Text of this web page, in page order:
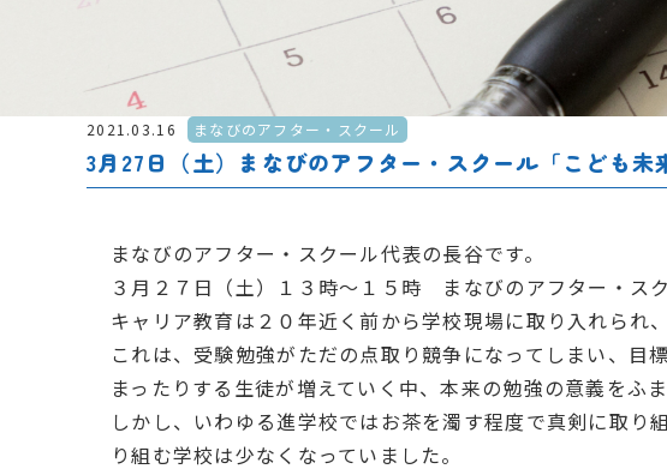
2021.03.16 まなびのアフター・スクール
3月27日（土）まなびのアフター・スクール「こども未
まなびのアフター・スクール代表の長谷です。
３月２７日（土）１３時～１５時 まなびのアフター・ス
キャリア教育は２０年近く前から学校現場に取り入れられ
これは、受験勉強がただの点取り競争になってしまい、
まったりする生徒が増えていく中、本来の勉強の意義をふ
しかし、いわゆる進学校ではお茶を濁す程度で真剣に取
り組む学校は少なくなっていました。